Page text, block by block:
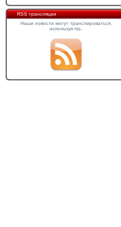
RSS трансляции
Наши новости могут транслироваться,
используя rss.